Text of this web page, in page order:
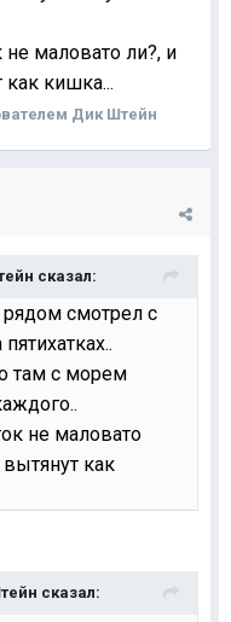
маловато ли?, и
как кишка...
Дик Штейн
сказал:
смотрел с
там с морем
..
не маловато
как
сказал: